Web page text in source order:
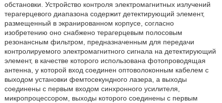
обстановки. Устройство контроля электромагнитных излучений
терагерцевого диапазона содержит детектирующий элемент,
размещенный в экранированном корпусе, согласно
изобретению оно снабжено терагерцевым полосовым
резонансным фильтром, предназначенным для передачи
контролируемого электромагнитного сигнала на детектирующий
элемент, в качестве которого использована фотопроводящая
антенна, у которой вход соединен оптоволоконным кабелем с
выходом установки фемтосекундного лазера, а выходы
соединены с первым входом синхронного усилителя,
микропроцессором, выходы которого соединены с первым